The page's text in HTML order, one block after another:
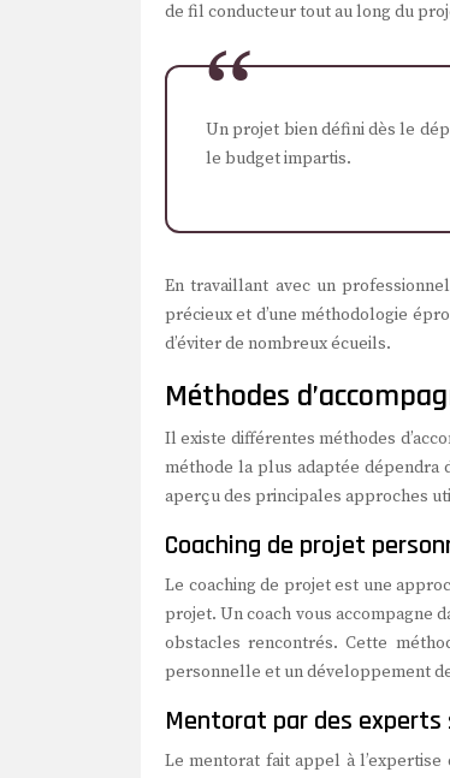
de fil conducteur tout au long du
Un projet bien défini dès le
le budget impartis.
En travaillant avec un
précieux et d’une méthodologie
d’éviter de nombreux écueils.
Méthodes
Il existe différentes méthodes
méthode la plus adaptée dépendra
aperçu des principales approches
Coaching de projet
Le coaching de projet est une
projet. Un coach vous accompagne
obstacles rencontrés. Cette
personnelle et un développement
Mentorat par des experts
Le mentorat fait appel à l’expertise